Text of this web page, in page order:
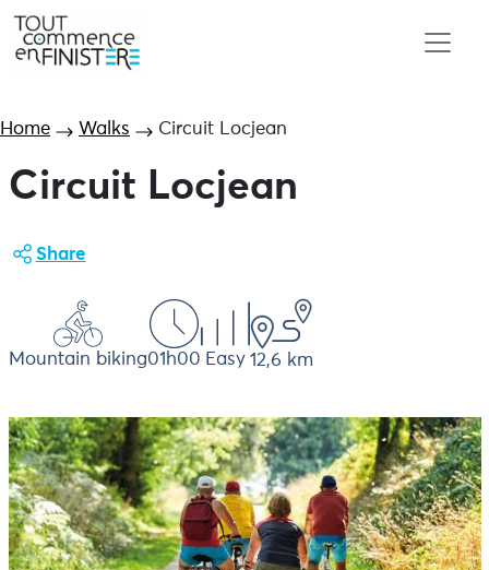
Home Walks Circuit Locjean
Circuit Locjean
Share
Mountain biking01h00 Easy 12,6 km